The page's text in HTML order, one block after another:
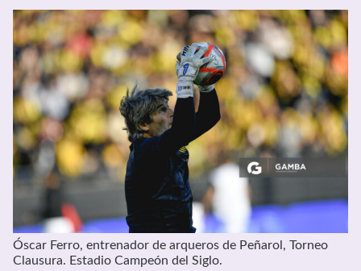
Óscar Ferro, entrenador de arqueros de Peñarol, Torneo
Clausura. Estadio Campeón del Siglo.